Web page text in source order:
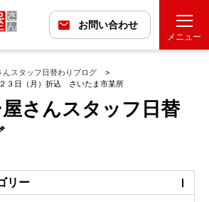
お問い合わせ
メニュー
んスタッフ日替わりブログ
３日（月）折込 さいたま市某所
さんスタッフ日替
リー